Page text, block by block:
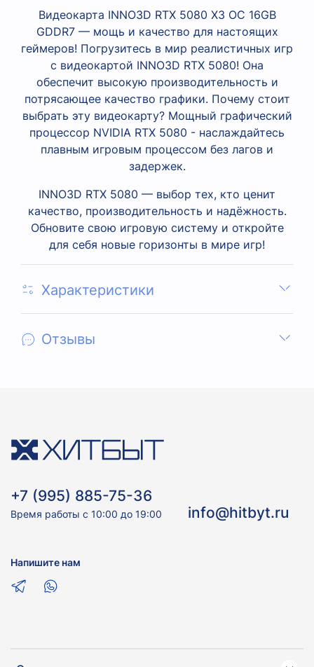
Видеокарта INNO3D RTX 5080 ХЗ ОС 16GB
GDDR7 — мощь и качество для настоящих
геймеров! Погрузитесь в мир реалистичных игр
с видеокартой INNO3D RTX 5080! Она
обеспечит высокую производительность и
потрясающее качество графики. Почему стоит
выбрать эту видеокарту? Мощный графический
процессор NVIDIA RTX 5080 - наслаждайтесь
плавным игровым процессом без лагов и
задержек.
INNO3D RTX 5080 — выбор тех, кто ценит
качество, производительность и надёжность.
Обновите свою игровую систему и откройте
для себя новые горизонты в мире игр!
Характеристики
Отзывы
+7 (995) 885-75-36
Время работы с 10:00 до 19:00 info@hitbyt.ru
Напишите нам